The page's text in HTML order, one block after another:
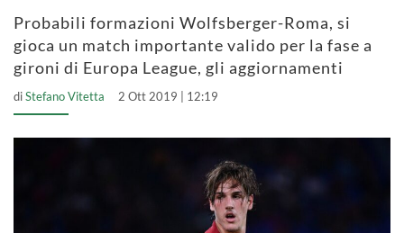
Probabili formazioni Wolfsberger-Roma, si
gioca un match importante valido per la fase a
gironi di Europa League, gli aggiornamenti
diStefano Vitetta 2 Ott 2019 | 12:19